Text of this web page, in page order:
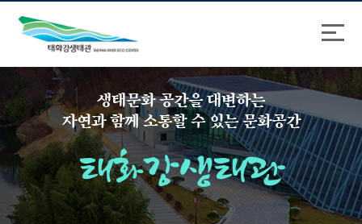
생태문화 공간을 대변하는
자연과 함께 소통할 수 있는 문화공간
태화강생태관